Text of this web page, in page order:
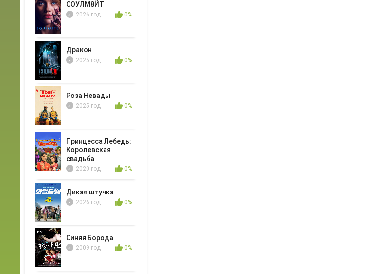
СОУЛМ8ЙТ
2026 год 0%
Дракон
2025 год 0%
Роза Невады
2025 год 0%
Принцесса Лебедь:
Королевская
свадьба
2020 год 0%
Дикая штучка
2026 год 0%
Синяя Борода
2009 год 0%